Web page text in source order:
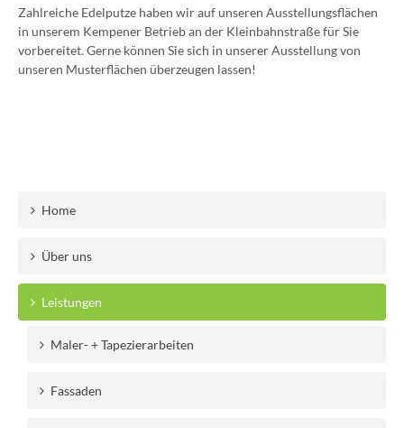
Zahlreiche Edelputze haben wir auf unseren Ausstellungsflächen
in unserem Kempener Betrieb an der Kleinbahnstraße für Sie
vorbereitet. Gerne können Sie sich in unserer Ausstellung von
unseren Musterflächen überzeugen lassen!
Home
Über uns
Leistungen
Maler- + Tapezierarbeiten
Fassaden